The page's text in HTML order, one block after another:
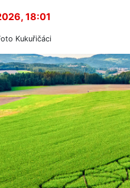
18:01
Kukuřičáci